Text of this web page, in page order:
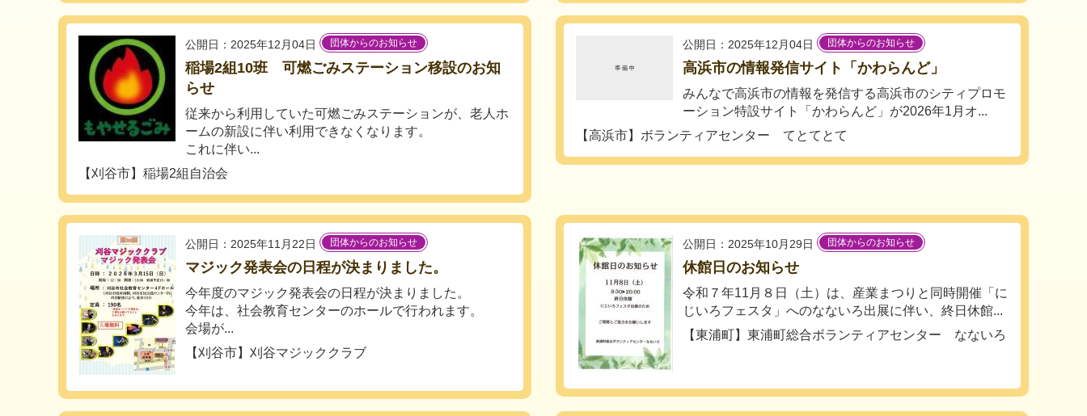
公開日：2025年12月04日 団体からのお知らせ
稲場2組10班 可燃ごみステーション移設のお知
らせ
従来から利用していた可燃ごみステーションが、老人ホ
ームの新設に伴い利用できなくなります。
これに伴い...
【刈谷市】稲場2組自治会
公開日：2025年12月04日 団体からのお知らせ
高浜市の情報発信サイト「かわらんど」
みんなで高浜市の情報を発信する高浜市のシティプロモ
ーション特設サイト「かわらんど」が2026年1月オ...
【高浜市】ボランティアセンター てとてとて
公開日：2025年11月22日 団体からのお知らせ
マジック発表会の日程が決まりました。
今年度のマジック発表会の日程が決まりました。
今年は、社会教育センターのホールで行われます。
会場が...
【刈谷市】刈谷マジッククラブ
公開日：2025年10月29日 団体からのお知らせ
休館日のお知らせ
令和７年11月８日（土）は、産業まつりと同時開催「に
じいろフェスタ」へのなないろ出展に伴い、終日休館...
【東浦町】東浦町総合ボランティアセンター なないろ